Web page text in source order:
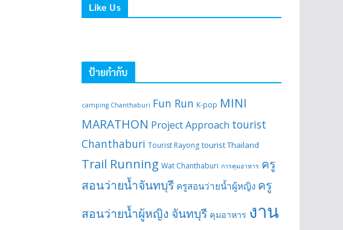
Like Us
ป้ายกำกับ
camping Chanthaburi Fun Run K-pop MINI
MARATHON Project Approach tourist
Chanthaburi Tourist Rayong tourist Thailand
Trail Running Wat Chanthaburi การคุมอาหาร ครู
สอนว่ายน้ำจันทบุรี ครูสอนว่ายน้ำผู้หญิง ครู
สอนว่ายน้ำผู้หญิง จันทบุรี คุมอาหาร งาน